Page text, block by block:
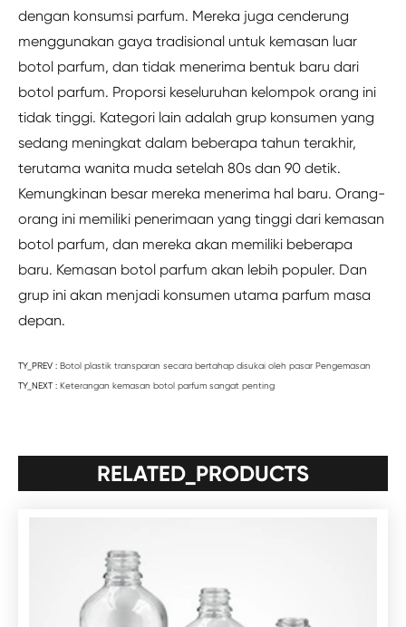
dengan konsumsi parfum. Mereka juga cenderung
menggunakan gaya tradisional untuk kemasan luar
botol parfum, dan tidak menerima bentuk baru dari
botol parfum. Proporsi keseluruhan kelompok orang ini
tidak tinggi. Kategori lain adalah grup konsumen yang
sedang meningkat dalam beberapa tahun terakhir,
terutama wanita muda setelah 80s dan 90 detik.
Kemungkinan besar mereka menerima hal baru. Orang-
orang ini memiliki penerimaan yang tinggi dari kemasan
botol parfum, dan mereka akan memiliki beberapa
baru. Kemasan botol parfum akan lebih populer. Dan
grup ini akan menjadi konsumen utama parfum masa
depan.
TY_PREV : Botol plastik transparan secara bertahap disukai oleh pasar Pengemasan
TY_NEXT : Keterangan kemasan botol parfum sangat penting
RELATED_PRODUCTS